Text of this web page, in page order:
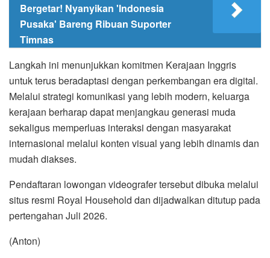
Bergetar! Nyanyikan 'Indonesia
Pusaka' Bareng Ribuan Suporter
Timnas
Langkah ini menunjukkan komitmen Kerajaan Inggris
untuk terus beradaptasi dengan perkembangan era digital.
Melalui strategi komunikasi yang lebih modern, keluarga
kerajaan berharap dapat menjangkau generasi muda
sekaligus memperluas interaksi dengan masyarakat
internasional melalui konten visual yang lebih dinamis dan
mudah diakses.
Pendaftaran lowongan videografer tersebut dibuka melalui
situs resmi Royal Household dan dijadwalkan ditutup pada
pertengahan Juli 2026.
(Anton)